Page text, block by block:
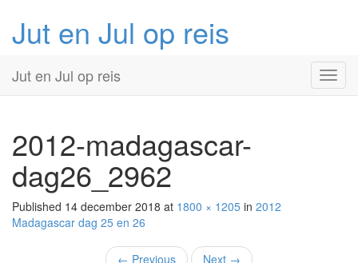
Jut en Jul op reis
Primary
Menu
content
Jut en Jul op reis
2012-madagascar-
dag26_2962
Published 14 december 2018 at 1800 × 1205 in 2012
Madagascar dag 25 en 26
← Previous Next →